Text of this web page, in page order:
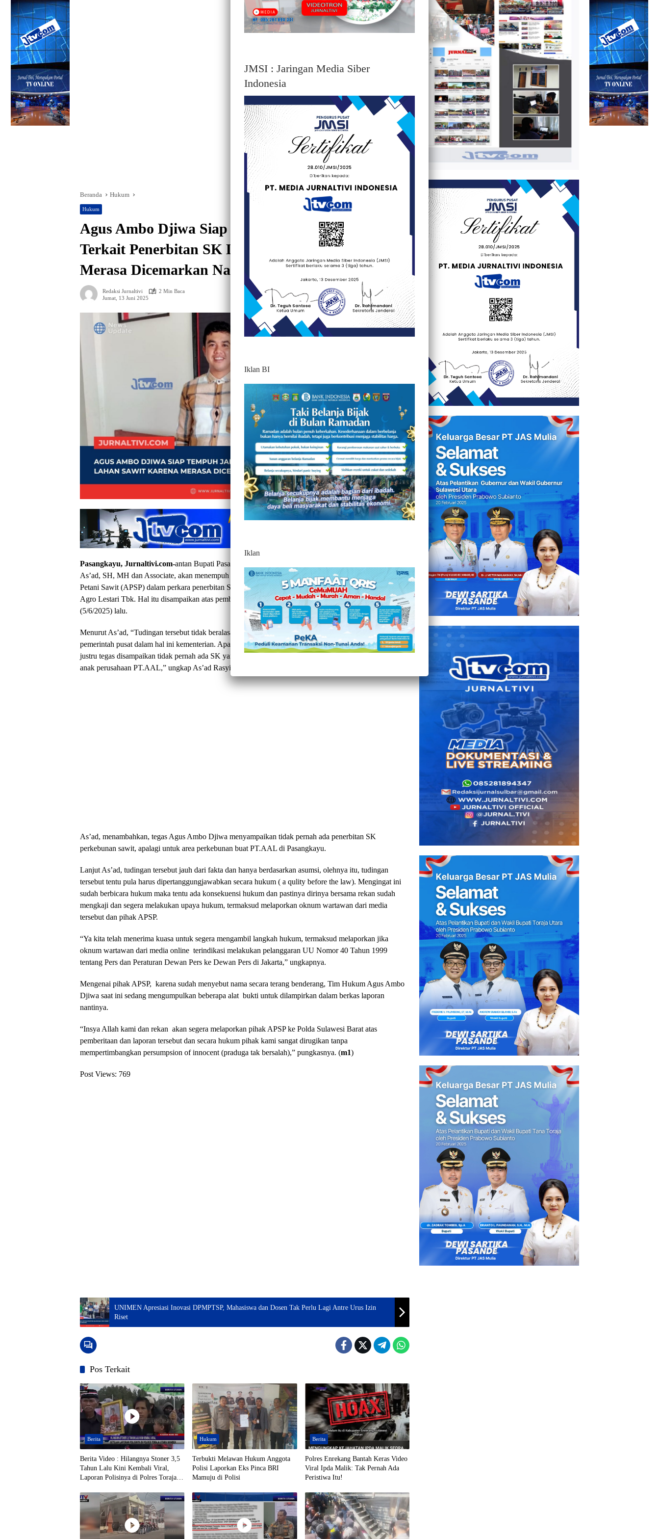
Beranda Hukum
Hukum
Agus Ambo Djiwa Siap Tempuh Jalur Hukum
Terkait Penerbitan SK Lahan Sawit Karena
Merasa Dicemarkan Nama Baik
Redaksi Jurnaltivi
2 Min Baca
Jumat, 13 Juni 2025
Pasangkayu, Jurnaltivi.com-antan Bupati Pasangkayu, Agus Ambo Djiwa,melalui kuasa hukumnya
As’ad, SH, MH dan Associate, akan menempuh jalur hukum terhadap tudingan, Kuasa Hukum Asosiasi
Petani Sawit (APSP) dalam perkara penerbitan SK lahan sawit buat PT. Letawa anak perusahaan PT Astra
Agro Lestari Tbk. Hal itu disampaikan atas pemberitaan salah satu media online di Sulbar pada tanggal
(5/6/2025) lalu.
Menurut As’ad, “Tudingan tersebut tidak beralasan menurut hukum, soalnya SK untuk perkebunan rana
pemerintah pusat dalam hal ini kementerian. Apalagi kata dia, semasa pemerintahan Agus Ambo Djiwa
justru tegas disampaikan tidak pernah ada SK yang diterbitkan terkait perkebunan sawit, apalagi kepada
anak perusahaan PT.AAL,” ungkap As’ad Rasyid, dalam keterangan tertulisnya, Jumat (13/6/2025).
As’ad, menambahkan, tegas Agus Ambo Djiwa menyampaikan tidak pernah ada penerbitan SK
perkebunan sawit, apalagi untuk area perkebunan buat PT.AAL di Pasangkayu.
Lanjut As’ad, tudingan tersebut jauh dari fakta dan hanya berdasarkan asumsi, olehnya itu, tudingan
tersebut tentu pula harus dipertanggungjawabkan secara hukum ( a qulity before the law). Mengingat ini
sudah berbicara hukum maka tentu ada konsekuensi hukum dan pastinya dirinya bersama rekan sudah
mengkaji dan segera melakukan upaya hukum, termaksud melaporkan oknum wartawan dari media
tersebut dan pihak APSP.
“Ya kita telah menerima kuasa untuk segera mengambil langkah hukum, termaksud melaporkan jika
oknum wartawan dari media online terindikasi melakukan pelanggaran UU Nomor 40 Tahun 1999
tentang Pers dan Peraturan Dewan Pers ke Dewan Pers di Jakarta,” ungkapnya.
Mengenai pihak APSP, karena sudah menyebut nama secara terang benderang, Tim Hukum Agus Ambo
Djiwa saat ini sedang mengumpulkan beberapa alat bukti untuk dilampirkan dalam berkas laporan
nantinya.
“Insya Allah kami dan rekan akan segera melaporkan pihak APSP ke Polda Sulawesi Barat atas
pemberitaan dan laporan tersebut dan secara hukum pihak kami sangat dirugikan tanpa
mempertimbangkan persumpsion of innocent (praduga tak bersalah),” pungkasnya. (m1)
Post Views: 769
UNIMEN Apresiasi Inovasi DPMPTSP, Mahasiswa dan Dosen Tak Perlu Lagi Antre Urus Izin
Riset
Pos Terkait
Berita
Berita Video : Hilangnya Stoner 3,5
Tahun Lalu Kini Kembali Viral,
Laporan Polisinya di Polres Toraja
Hukum
Terbukti Melawan Hukum Anggota
Polisi Laporkan Eks Pinca BRI
Mamuju di Polisi
Berita
Polres Enrekang Bantah Keras Video
Viral Ipda Malik: Tak Pernah Ada
Peristiwa Itu!
JMSI : Jaringan Media Siber
Indonesia
Iklan BI
Iklan